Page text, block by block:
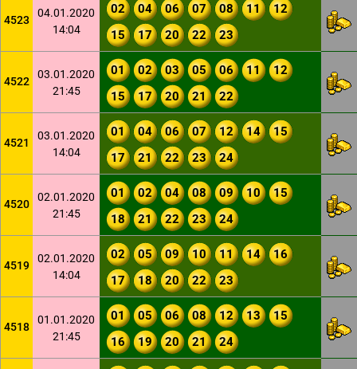
4523
04.01.2020
14:04
02 04 06 07 08 11
12
15
17 20 22 23
4522
03.01.2020
21:45
01 02 03 05 06 11
12
15
17 20 21 22
4521
03.01.2020
14:04
01 04 06 07 12 14
15
17
21 22 23 24
4520
02.01.2020
21:45
01 02 04 08 09 10
15
18
21 22 23 24
4519
02.01.2020
14:04
02 05 09 10 11 14
16
17
18 20 22 23
4518
01.01.2020
21:45
01 05 06 08 12 13
15
16
19 20 21 24